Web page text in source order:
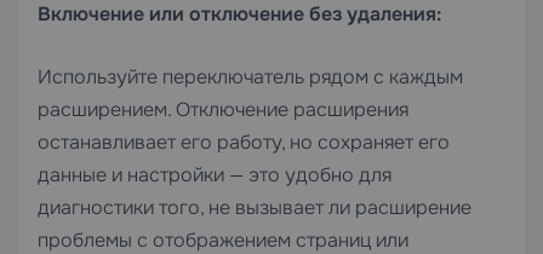
Включение или отключение без удаления:
Используйте переключатель рядом с каждым
расширением. Отключение расширения
останавливает его работу, но сохраняет его
данные и настройки — это удобно для
диагностики того, не вызывает ли расширение
проблемы с отображением страниц или